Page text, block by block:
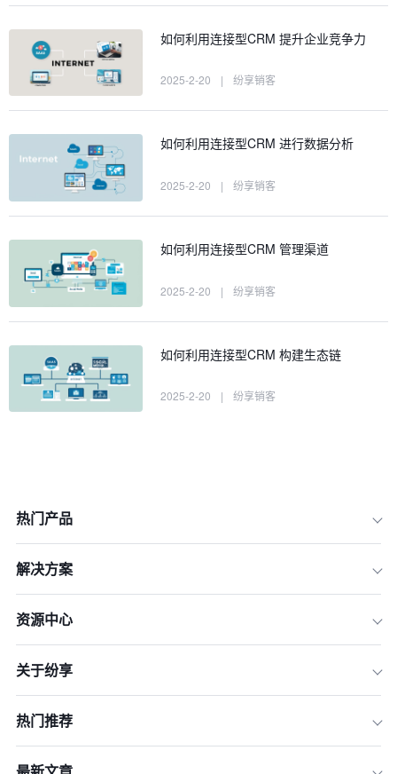
如何利用连接型CRM 提升企业竞争力
2025-2-20 | 纷享销客
如何利用连接型CRM 进行数据分析
2025-2-20 | 纷享销客
如何利用连接型CRM 管理渠道
2025-2-20 | 纷享销客
如何利用连接型CRM 构建生态链
2025-2-20 | 纷享销客
热门产品
解决方案
资源中心
关于纷享
热门推荐